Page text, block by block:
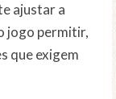
ajustar a
jogo permitir,
que exigem